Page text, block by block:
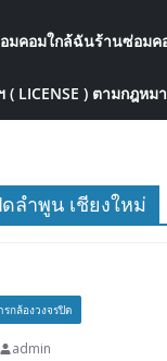
อมคอมใกล้ฉันร้านซ่อม
( LICENSE ) ตามกฎห
ลำพูน เชียงใหม่
รกล้องวงจรปิด
admin